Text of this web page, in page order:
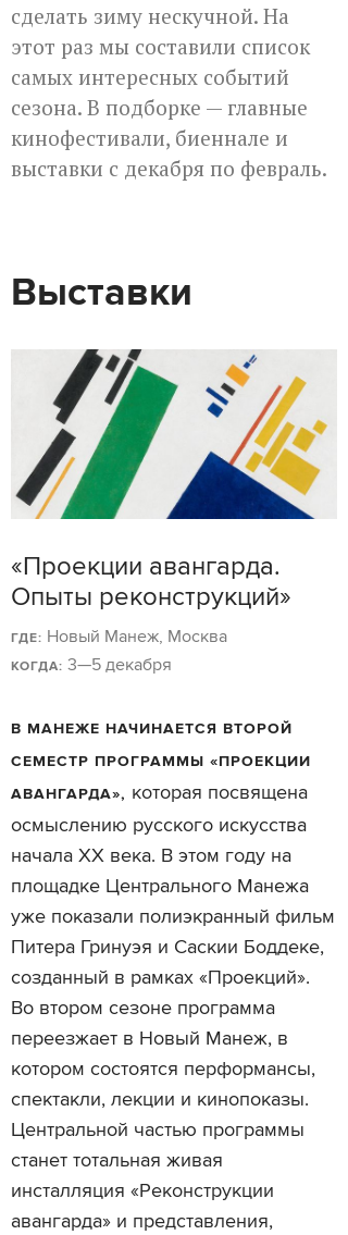
сделать зиму нескучной. На
этот раз мы составили список
самых интересных событий
сезона. В подборке — главные
кинофестивали, биеннале и
выставки с декабря по февраль.
Выставки
«Проекции авангарда.
Опыты реконструкций»
ГДЕ: Новый Манеж, Москва
КОГДА: 3—5 декабря
В МАНЕЖЕ НАЧИНАЕТСЯ ВТОРОЙ
СЕМЕСТР ПРОГРАММЫ «ПРОЕКЦИИ
АВАНГАРДА», которая посвящена
осмыслению русского искусства
начала XX века. В этом году на
площадке Центрального Манежа
уже показали полиэкранный фильм
Питера Гринуэя и Саскии Боддеке,
созданный в рамках «Проекций».
Во втором сезоне программа
переезжает в Новый Манеж, в
котором состоятся перформансы,
спектакли, лекции и кинопоказы.
Центральной частью программы
станет тотальная живая
инсталляция «Реконструкции
авангарда» и представления,